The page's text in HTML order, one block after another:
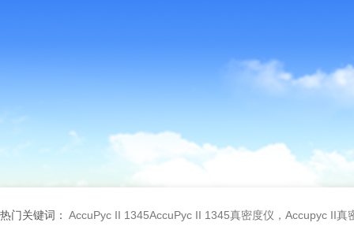
热门关键词： AccuPyc II 1345AccuPyc II 1345真密度仪，Accupyc II真